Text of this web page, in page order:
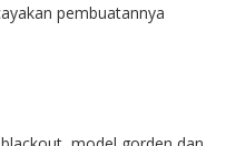
pembuatannya